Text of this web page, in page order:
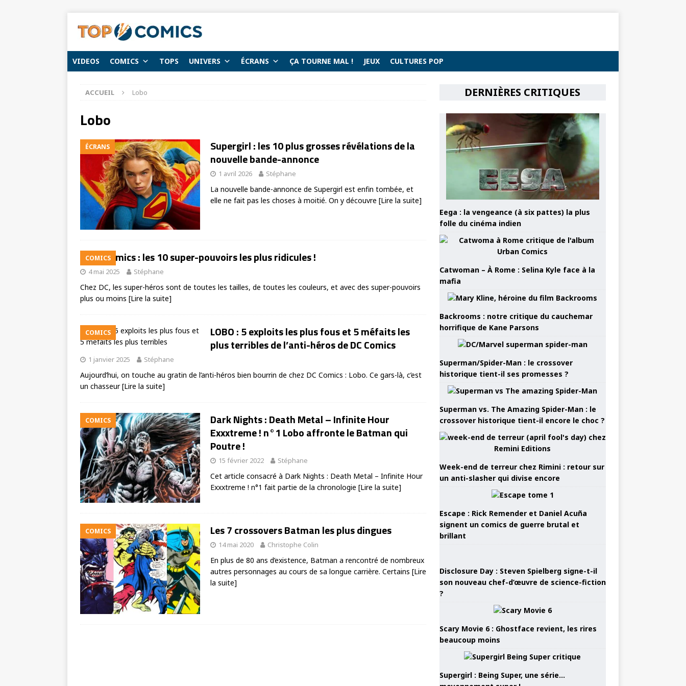
VIDEOS COMICS TOPS UNIVERS ÉCRANS ÇA TOURNE MAL ! JEUX CULTURES POP
ACCUEIL Lobo
Lobo
ÉCRANS
Supergirl : les 10 plus grosses révélations de la
nouvelle bande-annonce
1 avril 2026 Stéphane
La nouvelle bande-annonce de Supergirl est enfin tombée, et
elle ne fait pas les choses à moitié. On y découvre [Lire la suite]
COMICS
DC Comics : les 10 super-pouvoirs les plus ridicules !
4 mai 2025 Stéphane
Chez DC, les super-héros sont de toutes les tailles, de toutes les couleurs, et avec des super-pouvoirs
plus ou moins [Lire la suite]
COMICS
LOBO : 5 exploits les plus fous et 5 méfaits les
plus terribles de l’anti-héros de DC Comics
1 janvier 2025 Stéphane
Aujourd’hui, on touche au gratin de l’anti-héros bien bourrin de chez DC Comics : Lobo. Ce gars-là, c’est
un chasseur[Lire la suite]
COMICS
Dark Nights : Death Metal – Infinite Hour
Exxxtreme ! n°1 Lobo affronte le Batman qui
Poutre !
15 février 2022 Stéphane
Cet article consacré à Dark Nights : Death Metal – Infinite Hour
Exxxtreme ! n°1 fait partie de la chronologie [Lire la suite]
COMICS Les 7 crossovers Batman les plus dingues
14 mai 2020 Christophe Colin
En plus de 80 ans d’existence, Batman a rencontré de nombreux
autres personnages au cours de sa longue carrière. Certains [Lire
la suite]
DERNIÈRES CRITIQUES
Eega : la vengeance (à six pattes) la plus
folle du cinéma indien
Catwoman – À Rome : Selina Kyle face à la
mafia
Backrooms : notre critique du cauchemar
horrifique de Kane Parsons
Superman/Spider-Man : le crossover
historique tient-il ses promesses ?
Superman vs. The Amazing Spider-Man : le
crossover historique tient-il encore le choc ?
Week-end de terreur chez Rimini : retour sur
un anti-slasher qui divise encore
Escape : Rick Remender et Daniel Acuña
signent un comics de guerre brutal et
brillant
Disclosure Day : Steven Spielberg signe-t-il
son nouveau chef-d’œuvre de science-fiction
?
Scary Movie 6 : Ghostface revient, les rires
beaucoup moins
Supergirl : Being Super, une série…